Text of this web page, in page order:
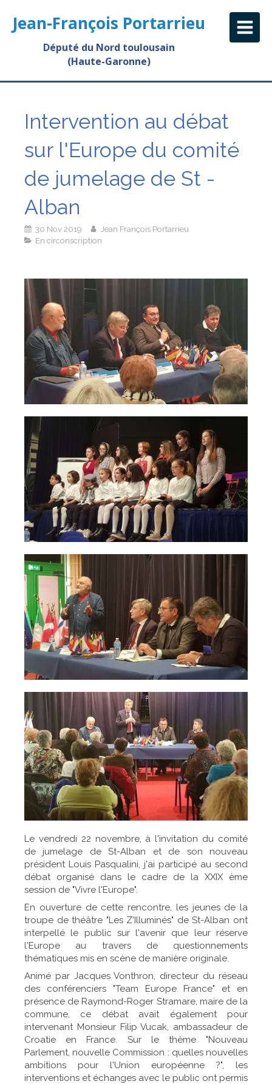
Jean-François Portarrieu
Député du Nord toulousain
(Haute-Garonne)
Intervention au débat
sur l'Europe du comité
de jumelage de St -
Alban
30 Nov 2019
Jean François Portarrieu
En circonscription
Le vendredi 22 novembre, à l'invitation du comité
de jumelage de St-Alban et de son nouveau
président Louis Pasqualini, j'ai participé au second
débat organisé dans le cadre de la XXIX ème
session de "Vivre l'Europe".
En ouverture de cette rencontre, les jeunes de la
troupe de théâtre "Les Z'Illuminés" de St-Alban ont
interpellé le public sur l'avenir que leur réserve
l'Europe au travers de questionnements
thématiques mis en scène de manière originale.
Animé par Jacques Vonthron, directeur du réseau
des conférenciers "Team Europe France" et en
présence de Raymond-Roger Stramare, maire de la
commune, ce débat avait également pour
intervenant Monsieur Filip Vucak, ambassadeur de
Croatie en France. Sur le thème "Nouveau
Parlement, nouvelle Commission : quelles nouvelles
ambitions pour l'Union européenne ?", les
interventions et échanges avec le public ont permis